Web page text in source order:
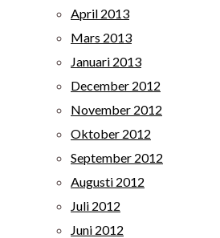
April 2013
Mars 2013
Januari 2013
December 2012
November 2012
Oktober 2012
September 2012
Augusti 2012
Juli 2012
Juni 2012